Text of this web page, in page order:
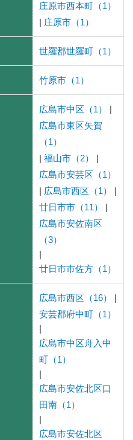
庄原市西本町（1）
|
庄原市（1）
世羅郡世羅町（1）
竹原市（1）
広島市中区（1）
|
広島市東区矢賀
（1）
|
福山市（2）
|
広島市安芸区（1）
|
広島市西区（1）
|
廿日市市（11）
|
広島市安佐南区
（3）
|
廿日市市佐方（1）
広島市西区（16）
|
安芸郡府中町（1）
|
広島市中区舟入中
町（1）
|
広島市安佐北区口
田南（1）
|
広島市安佐北区